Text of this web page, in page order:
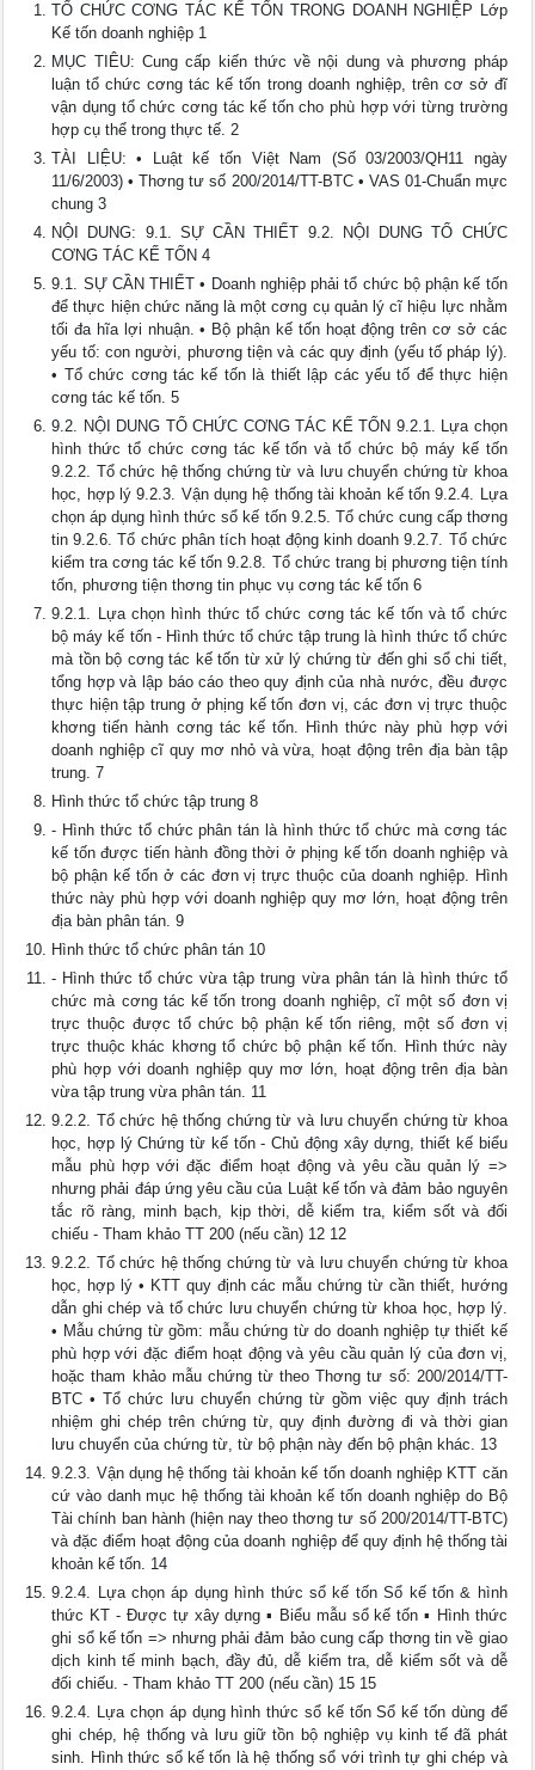
TỔ CHỨC CƠNG TÁC KẾ TỐN TRONG DOANH NGHIỆP Lớp
Kế tốn doanh nghiệp 1
MỤC TIÊU: Cung cấp kiến thức về nội dung và phương pháp
luận tổ chức cơng tác kế tốn trong doanh nghiệp, trên cơ sở đĩ
vận dụng tổ chức cơng tác kế tốn cho phù hợp với từng trường
hợp cụ thể trong thực tế. 2
TÀI LIỆU: • Luật kế tốn Việt Nam (Số 03/2003/QH11 ngày
11/6/2003) • Thơng tư số 200/2014/TT-BTC • VAS 01-Chuẩn mực
chung 3
NỘI DUNG: 9.1. SỰ CẦN THIẾT 9.2. NỘI DUNG TỔ CHỨC
CƠNG TÁC KẾ TỐN 4
9.1. SỰ CẦN THIẾT • Doanh nghiệp phải tổ chức bộ phận kế tốn
để thực hiện chức năng là một cơng cụ quản lý cĩ hiệu lực nhằm
tối đa hĩa lợi nhuận. • Bộ phận kế tốn hoạt động trên cơ sở các
yếu tố: con người, phương tiện và các quy định (yếu tố pháp lý).
• Tổ chức cơng tác kế tốn là thiết lập các yếu tố để thực hiện
cơng tác kế tốn. 5
9.2. NỘI DUNG TỔ CHỨC CƠNG TÁC KẾ TỐN 9.2.1. Lựa chọn
hình thức tổ chức cơng tác kế tốn và tổ chức bộ máy kế tốn
9.2.2. Tổ chức hệ thống chứng từ và lưu chuyển chứng từ khoa
học, hợp lý 9.2.3. Vận dụng hệ thống tài khoản kế tốn 9.2.4. Lựa
chọn áp dụng hình thức sổ kế tốn 9.2.5. Tổ chức cung cấp thơng
tin 9.2.6. Tổ chức phân tích hoạt động kinh doanh 9.2.7. Tổ chức
kiểm tra cơng tác kế tốn 9.2.8. Tổ chức trang bị phương tiện tính
tốn, phương tiện thơng tin phục vụ cơng tác kế tốn 6
9.2.1. Lựa chọn hình thức tổ chức cơng tác kế tốn và tổ chức
bộ máy kế tốn - Hình thức tổ chức tập trung là hình thức tổ chức
mà tồn bộ cơng tác kế tốn từ xử lý chứng từ đến ghi sổ chi tiết,
tổng hợp và lập báo cáo theo quy định của nhà nước, đều được
thực hiện tập trung ở phịng kế tốn đơn vị, các đơn vị trực thuộc
khơng tiến hành cơng tác kế tốn. Hình thức này phù hợp với
doanh nghiệp cĩ quy mơ nhỏ và vừa, hoạt động trên địa bàn tập
trung. 7
Hình thức tổ chức tập trung 8
- Hình thức tổ chức phân tán là hình thức tổ chức mà cơng tác
kế tốn được tiến hành đồng thời ở phịng kế tốn doanh nghiệp và
bộ phận kế tốn ở các đơn vị trực thuộc của doanh nghiệp. Hình
thức này phù hợp với doanh nghiệp quy mơ lớn, hoạt động trên
địa bàn phân tán. 9
Hình thức tổ chức phân tán 10
- Hình thức tổ chức vừa tập trung vừa phân tán là hình thức tổ
chức mà cơng tác kế tốn trong doanh nghiệp, cĩ một số đơn vị
trực thuộc được tổ chức bộ phận kế tốn riêng, một số đơn vị
trực thuộc khác khơng tổ chức bộ phận kế tốn. Hình thức này
phù hợp với doanh nghiệp quy mơ lớn, hoạt động trên địa bàn
vừa tập trung vừa phân tán. 11
9.2.2. Tổ chức hệ thống chứng từ và lưu chuyển chứng từ khoa
học, hợp lý Chứng từ kế tốn - Chủ động xây dựng, thiết kế biểu
mẫu phù hợp với đặc điểm hoạt động và yêu cầu quản lý =>
nhưng phải đáp ứng yêu cầu của Luật kế tốn và đảm bảo nguyên
tắc rõ ràng, minh bạch, kịp thời, dễ kiểm tra, kiểm sốt và đối
chiếu - Tham khảo TT 200 (nếu cần) 12 12
9.2.2. Tổ chức hệ thống chứng từ và lưu chuyển chứng từ khoa
học, hợp lý • KTT quy định các mẫu chứng từ cần thiết, hướng
dẫn ghi chép và tổ chức lưu chuyển chứng từ khoa học, hợp lý.
• Mẫu chứng từ gồm: mẫu chứng từ do doanh nghiệp tự thiết kế
phù hợp với đặc điểm hoạt động và yêu cầu quản lý của đơn vị,
hoặc tham khảo mẫu chứng từ theo Thơng tư số: 200/2014/TT-
BTC • Tổ chức lưu chuyển chứng từ gồm việc quy định trách
nhiệm ghi chép trên chứng từ, quy định đường đi và thời gian
lưu chuyển của chứng từ, từ bộ phận này đến bộ phận khác. 13
9.2.3. Vận dụng hệ thống tài khoản kế tốn doanh nghiệp KTT căn
cứ vào danh mục hệ thống tài khoản kế tốn doanh nghiệp do Bộ
Tài chính ban hành (hiện nay theo thơng tư số 200/2014/TT-BTC)
và đặc điểm hoạt động của doanh nghiệp để quy định hệ thống tài
khoản kế tốn. 14
9.2.4. Lựa chọn áp dụng hình thức sổ kế tốn Sổ kế tốn & hình
thức KT - Được tự xây dựng ▪ Biểu mẫu sổ kế tốn ▪ Hình thức
ghi sổ kế tốn => nhưng phải đảm bảo cung cấp thơng tin về giao
dịch kinh tế minh bạch, đầy đủ, dễ kiểm tra, dễ kiểm sốt và dễ
đối chiếu. - Tham khảo TT 200 (nếu cần) 15 15
9.2.4. Lựa chọn áp dụng hình thức sổ kế tốn Sổ kế tốn dùng để
ghi chép, hệ thống và lưu giữ tồn bộ nghiệp vụ kinh tế đã phát
sinh. Hình thức sổ kế tốn là hệ thống sổ với trình tự ghi chép và